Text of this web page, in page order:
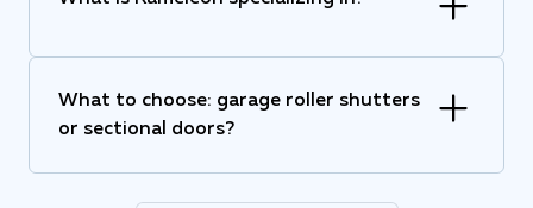
What to choose: garage roller shutters
or sectional doors?